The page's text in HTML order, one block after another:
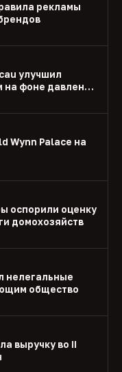
рекламы
улучшил
на фоне давления
Wynn Palace на
оспорили оценку
домохозяйств
нелегальные
общество
выручку во II